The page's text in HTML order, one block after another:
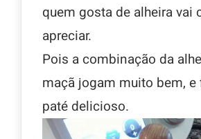
quem gosta de alheira vai
apreciar.
Pois a combinação da
maçã jogam muito bem, e
paté delicioso.